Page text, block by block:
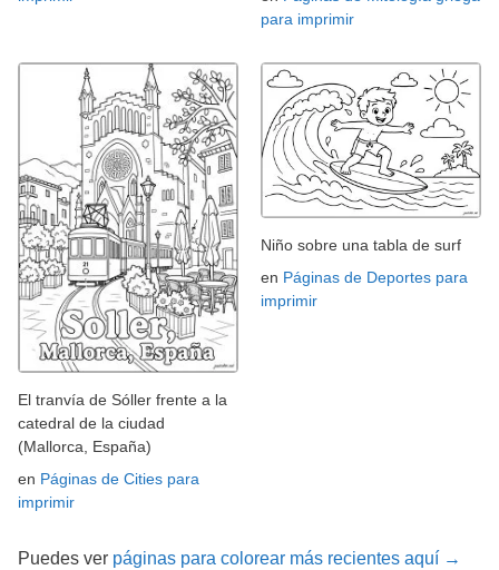
para imprimir
El tranvía de Sóller frente a la
catedral de la ciudad
(Mallorca, España)
en Páginas de Cities para
imprimir
Niño sobre una tabla de surf
en Páginas de Deportes para
imprimir
Puedes ver páginas para colorear más recientes aquí →